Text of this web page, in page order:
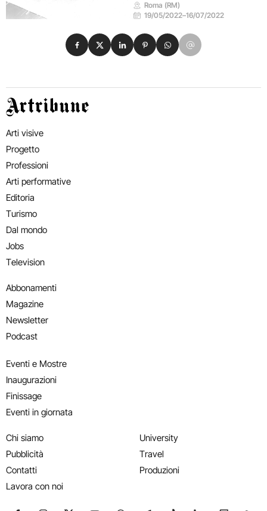
Roma (RM)
19/05/2022–16/07/2022
Condividi su Facebook
Condividi su X
Condividi su LinkedIn
Condividi su Pinterest
Condividi su WhatsApp
Condividi su Email
Artribune
Arti visive
Progetto
Professioni
Arti performative
Editoria
Turismo
Dal mondo
Jobs
Television
Abbonamenti
Magazine
Newsletter
Podcast
Eventi e Mostre
Inaugurazioni
Finissage
Eventi in giornata
Chi siamo
Pubblicità
Contatti
Lavora con noi
University
Travel
Produzioni